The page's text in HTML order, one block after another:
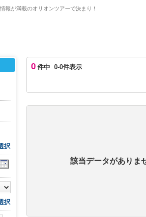
報が満載のオリオンツアーで決まり！
択
択
0 件中 0-0件表示
該当データがありま